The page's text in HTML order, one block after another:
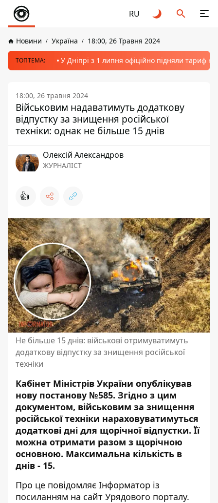
RU
Новини Україна 18:00, 26 Травня 2024
ТОПТЕМА: У Дніпрі з 1 липня офіційно підняли тариф
18:00, 26 травня 2024
Військовим надаватимуть додаткову
відпустку за знищення російської
техніки: однак не більше 15 днів
Олексій Александров
ЖУРНАЛІСТ
👍
Не більше 15 днів: військові отримуватимуть
додаткову відпустку за знищення російської
техніки
Кабінет Міністрів України опублікував
нову постанову №585. Згідно з цим
документом, військовим за знищення
російської техніки нараховуватимуться
додаткові дні для щорічної відпустки. Її
можна отримати разом з щорічною
основною. Максимальна кількість в
днів - 15.
Про це повідомляє Інформатор із
посиланням на сайт Урядового порталу.